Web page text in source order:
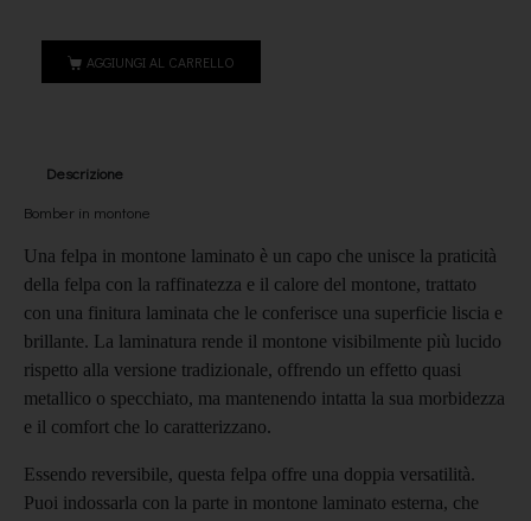
AGGIUNGI AL CARRELLO
Descrizione
Bomber in montone
Una felpa in montone laminato è un capo che unisce la praticità
della felpa con la raffinatezza e il calore del montone, trattato
con una finitura laminata che le conferisce una superficie liscia e
brillante. La laminatura rende il montone visibilmente più lucido
rispetto alla versione tradizionale, offrendo un effetto quasi
metallico o specchiato, ma mantenendo intatta la sua morbidezza
e il comfort che lo caratterizzano.
Essendo reversibile, questa felpa offre una doppia versatilità.
Puoi indossarla con la parte in montone laminato esterna, che